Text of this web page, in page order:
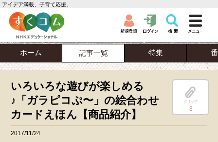
アイデア満載、子育て応援。
ホーム 記事一覧 特集
いろいろな遊びが楽しめる
♪「ガラピコぷ〜」の絵合わせ
カードえほん【商品紹介】
クリップ
3
2017/11/24